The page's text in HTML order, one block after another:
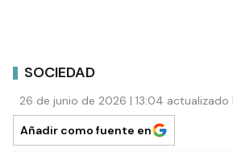
SOCIEDAD
26 de junio de 2026 | 13:04 actualizado
Añadir como fuente en